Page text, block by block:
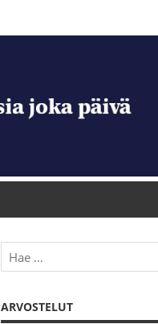
ARVOSTELUT